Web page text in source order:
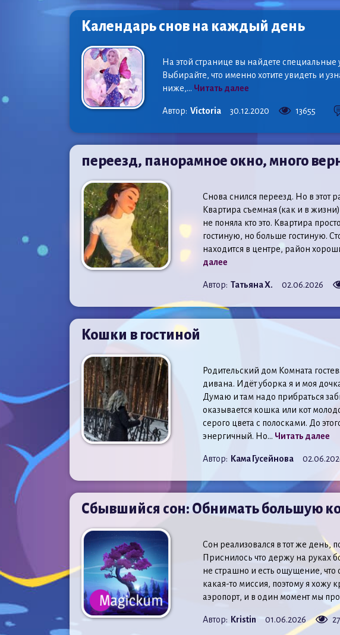
Календарь снов на каждый день
На этой странице вы найдете
Выбирайте, что именно хотите увидеть и
ниже,... Читать далее
Автор: Victoria 30.12.2020 13655
переезд, панорамное окно, много
Снова снился переезд. Но в этот
Квартира съемная (как и в
не поняла кто это. Квартира
гостиную, но больше гостиную.
находится в центре, район
далее
Автор: Татьяна Х. 02.06.2026
Кошки в гостиной
Родительский дом Комната
дивана. Идёт уборка я и моя
Думаю и там надо прибраться
оказывается кошка или кот
серого цвета с полосками. До
энергичный. Но... Читать далее
Автор: Кама Гусейнова
Сбывшийся сон: Обнимать большую
Сон реализовался в тот же день,
Приснилось что держу на руках
не страшно и есть ощущение, что
какая-то миссия, поэтому я
аэропорт, и в один момент мы
Автор: Kristin 01.06.2026